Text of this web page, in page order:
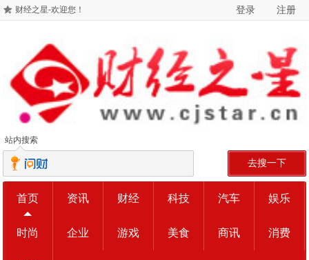
财经之星-欢迎您！ 登录 注册
站内搜索
去搜一下
首页 资讯 财经 科技 汽车 娱乐
时尚 企业 游戏 美食 商讯 消费